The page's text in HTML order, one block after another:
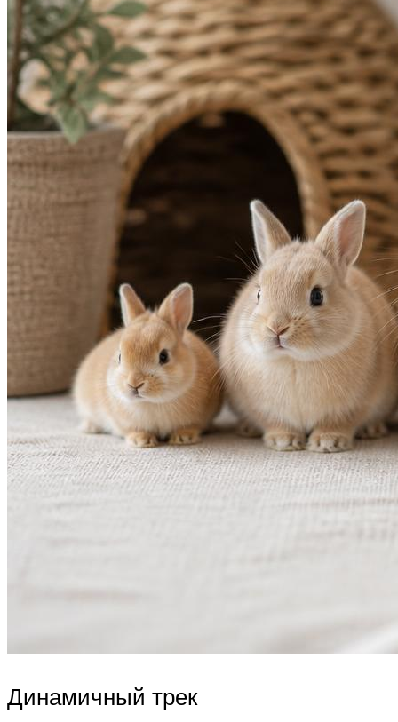
Динамичный трек